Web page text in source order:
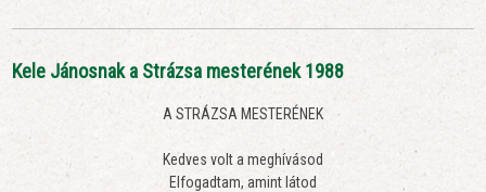
Kele Jánosnak a Strázsa mesterének 1988
A STRÁZSA MESTERÉNEK
Kedves volt a meghívásod
Elfogadtam, amint látod